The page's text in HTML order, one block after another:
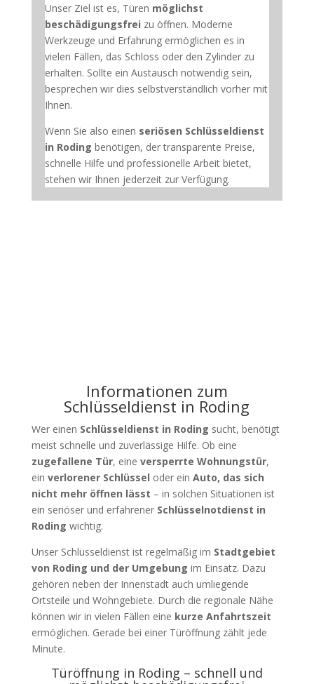
Unser Ziel ist es, Türen möglichst
beschädigungsfrei zu öffnen. Moderne
Werkzeuge und Erfahrung ermöglichen es in
vielen Fällen, das Schloss oder den Zylinder zu
erhalten. Sollte ein Austausch notwendig sein,
besprechen wir dies selbstverständlich vorher mit
Ihnen.
Wenn Sie also einen seriösen Schlüsseldienst
in Roding benötigen, der transparente Preise,
schnelle Hilfe und professionelle Arbeit bietet,
stehen wir Ihnen jederzeit zur Verfügung.
Informationen zum
Schlüsseldienst in Roding
Wer einen Schlüsseldienst in Roding sucht, benötigt
meist schnelle und zuverlässige Hilfe. Ob eine
zugefallene Tür, eine versperrte Wohnungstür,
ein verlorener Schlüssel oder ein Auto, das sich
nicht mehr öffnen lässt – in solchen Situationen ist
ein seriöser und erfahrener Schlüsselnotdienst in
Roding wichtig.
Unser Schlüsseldienst ist regelmäßig im Stadtgebiet
von Roding und der Umgebung im Einsatz. Dazu
gehören neben der Innenstadt auch umliegende
Ortsteile und Wohngebiete. Durch die regionale Nähe
können wir in vielen Fällen eine kurze Anfahrtszeit
ermöglichen. Gerade bei einer Türöffnung zählt jede
Minute.
Türöffnung in Roding – schnell und